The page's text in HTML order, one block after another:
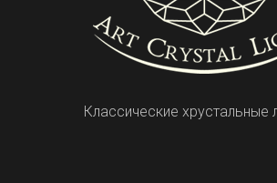
Классические хрустальные